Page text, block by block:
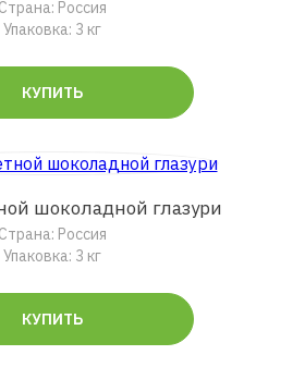
Страна: Россия
Упаковка: 3 кг
КУПИТЬ
шоколадной глазури
Страна: Россия
Упаковка: 3 кг
КУПИТЬ